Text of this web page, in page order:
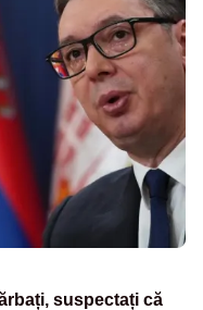
suspectați că